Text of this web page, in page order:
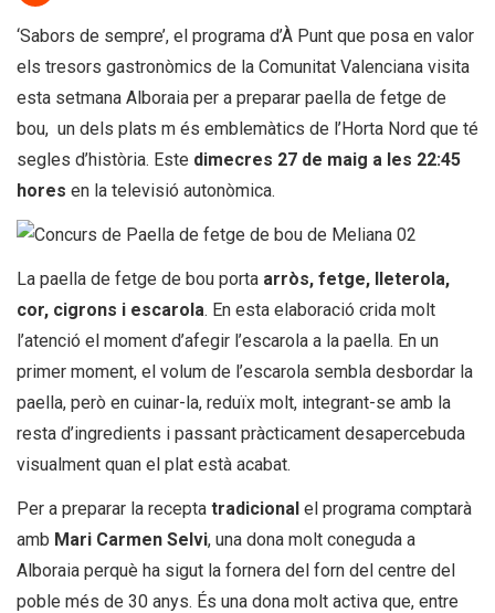
‘Sabors de sempre’, el programa d’À Punt que posa en valor
els tresors gastronòmics de la Comunitat Valenciana visita
esta setmana Alboraia per a preparar paella de fetge de
bou, un dels plats m és emblemàtics de l’Horta Nord que té
segles d’història. Este dimecres 27 de maig a les 22:45
hores en la televisió autonòmica.
La paella de fetge de bou porta arròs, fetge, lleterola,
cor, cigrons i escarola. En esta elaboració crida molt
l’atenció el moment d’afegir l’escarola a la paella. En un
primer moment, el volum de l’escarola sembla desbordar la
paella, però en cuinar-la, reduïx molt, integrant-se amb la
resta d’ingredients i passant pràcticament desapercebuda
visualment quan el plat està acabat.
Per a preparar la recepta tradicional el programa comptarà
amb Mari Carmen Selvi, una dona molt coneguda a
Alboraia perquè ha sigut la fornera del forn del centre del
poble més de 30 anys. És una dona molt activa que, entre